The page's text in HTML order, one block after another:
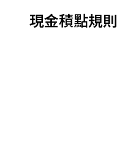
現金積點規則